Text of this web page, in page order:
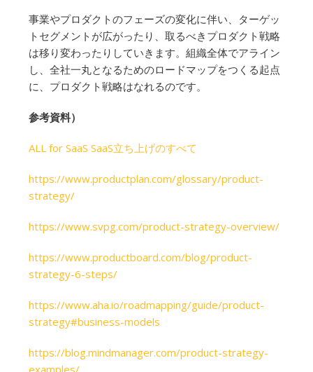
事業やプロダクトのフェーズの変化に伴い、ターゲッ
トセグメントが広がったり、取るべきプロダクト戦略
は移り変わったりしていきます。組織全体でアライン
し、全社一丸となるためのロードマップをつくる起点
に、プロダクト戦略はなれるのです。
参考資料）
ALL for SaaS SaaS立ち上げのすべて
https://www.productplan.com/glossary/product-
strategy/
https://www.svpg.com/product-strategy-overview/
https://www.productboard.com/blog/product-
strategy-6-steps/
https://www.aha.io/roadmapping/guide/product-
strategy#business-models
https://blog.mindmanager.com/product-strategy-
examples/